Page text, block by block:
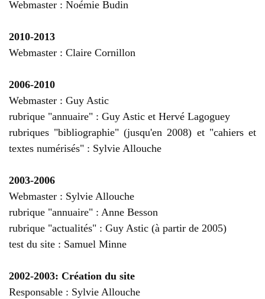
Webmaster : Noémie Budin
2010-2013
Webmaster : Claire Cornillon
2006-2010
Webmaster : Guy Astic
rubrique "annuaire" : Guy Astic et Hervé Lagoguey
rubriques "bibliographie" (jusqu'en 2008) et "cahiers et
textes numérisés" : Sylvie Allouche
2003-2006
Webmaster : Sylvie Allouche
rubrique "annuaire" : Anne Besson
rubrique "actualités" : Guy Astic (à partir de 2005)
test du site : Samuel Minne
2002-2003: Création du site
Responsable : Sylvie Allouche